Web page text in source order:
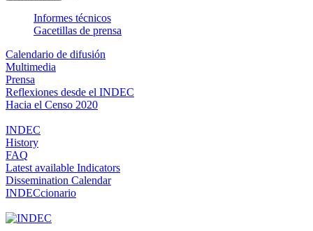
Informes técnicos
Gacetillas de prensa
Calendario de difusión
Multimedia
Prensa
Reflexiones desde el INDEC
Hacia el Censo 2020
INDEC
History
FAQ
Latest available Indicators
Dissemination Calendar
INDECcionario